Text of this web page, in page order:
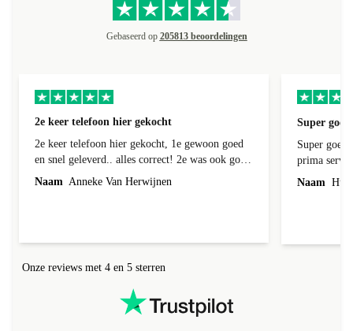
Gebaseerd op 205813 beoordelingen
2e keer telefoon hier gekocht
2e keer telefoon hier gekocht, 1e gewoon goed
en snel geleverd.. alles correct! 2e was ook goed
geleverd en alles erbij, 1e week bij foto's liep er
een streep doorheen! Kon ik terug sturen nadat
Naam Anneke Van Herwijnen
Super
Super
prima
Naam Hub
Onze reviews met 4 en 5 sterren